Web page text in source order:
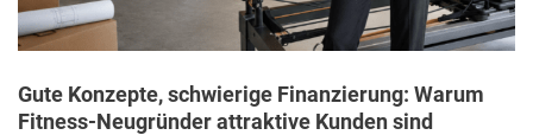
Gute Konzepte, schwierige Finanzierung: Warum
Fitness-Neugründer attraktive Kunden sind